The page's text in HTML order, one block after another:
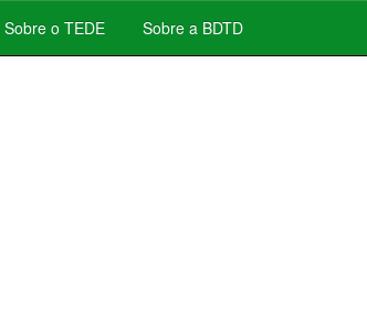
Sobre o TEDE Sobre a BDTD